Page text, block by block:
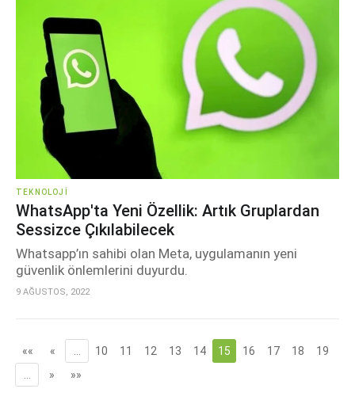
TEKNOLOJI
WhatsApp'ta Yeni Özellik: Artık Gruplardan
Sessizce Çıkılabilecek
Whatsapp’ın sahibi olan Meta, uygulamanın yeni
güvenlik önlemlerini duyurdu.
9 AĞUSTOS, 2022
«« « 10 11 12 13 14 15 16 17 18
19
» »»